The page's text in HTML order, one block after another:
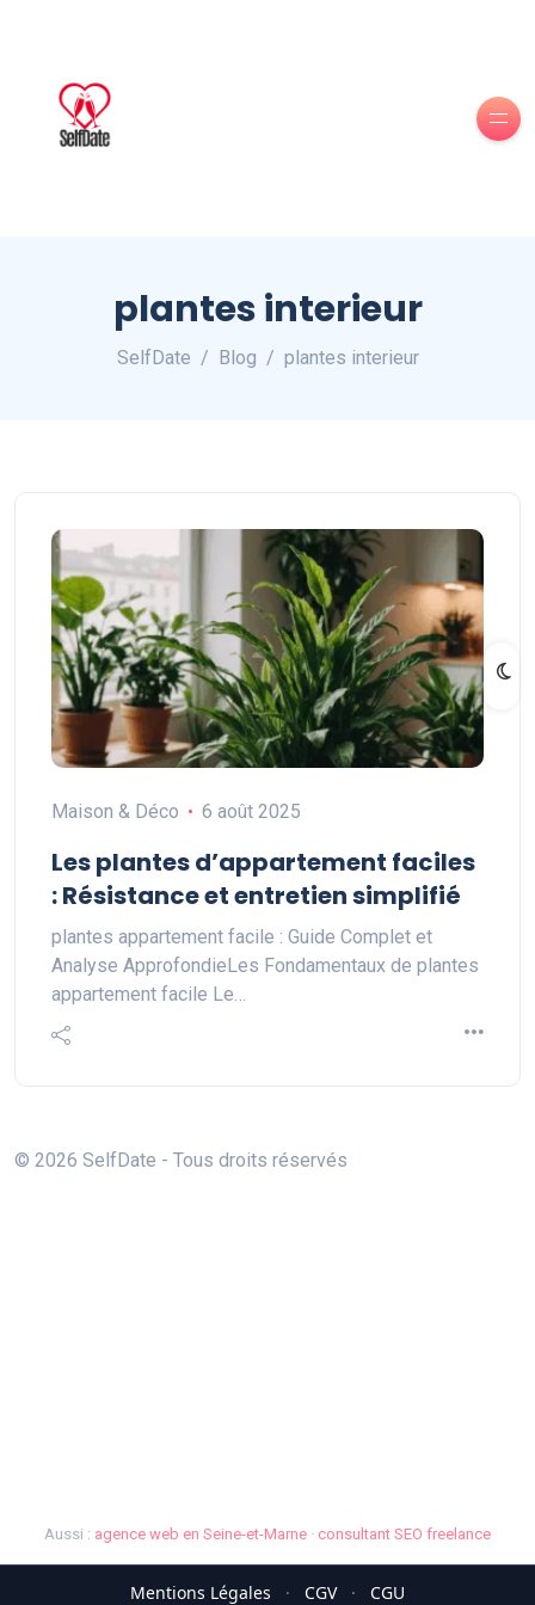
plantes interieur
SelfDate Blog plantes interieur
Maison & Déco 6 août 2025
Les plantes d’appartement faciles
: Résistance et entretien simplifié
plantes appartement facile : Guide Complet et
Analyse ApprofondieLes Fondamentaux de plantes
appartement facile Le…
© 2026 SelfDate - Tous droits réservés
Aussi : agence web en Seine-et-Marne · consultant SEO freelance
Mentions Légales · CGV · CGU